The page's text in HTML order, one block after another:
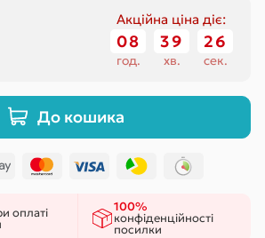
Акційна ціна діє:
08
год.
39
хв.
25
сек.
До кошика
оплаті 100%
конфіденційності
посилки